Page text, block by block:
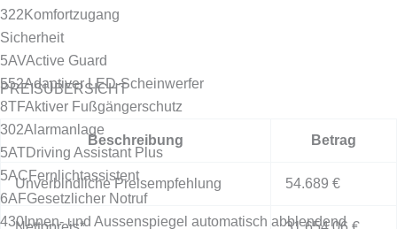
322 Komfortzugang
Sicherheit
5AVActive Guard
552Adaptiver LED-Scheinwerfer
8TFAktiver Fußgängerschutz
302Alarmanlage
5ATDriving Assistant Plus
5AC Fernlichtassistent
6AFGesetzlicher Notruf
430Innen- und Aussenspiegel automatisch abblendend
PREISÜBERSICHT
Beschreibung Betrag
Unverbindliche Preisempfehlung 54.689 €